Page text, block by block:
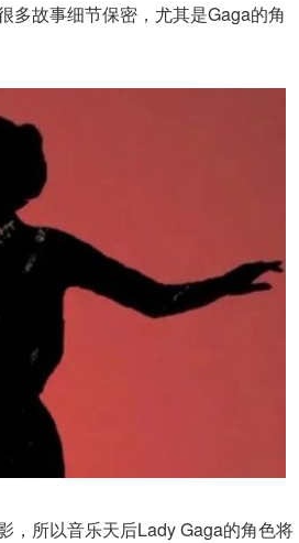
多故事细节保密，尤其是Gaga的角
，所以音乐天后Lady Gaga的角色将